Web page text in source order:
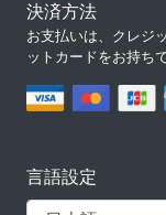
決済方法
お支払いは、クレジ
ットカードをお持ち
言語設定